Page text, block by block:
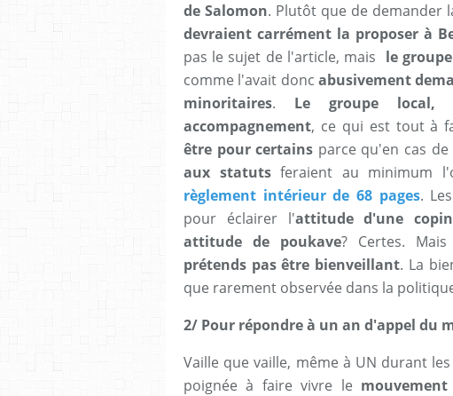
de Salomon. Plutôt que de demander
devraient carrément la proposer à
pas le sujet de l'article, mais le
comme l'avait donc abusivement
minoritaires. Le groupe local,
accompagnement, ce qui est tout à
être pour certains parce qu'en cas
aux statutsferaient au minimum
règlement intérieur de 68 pages.
pour éclairer l'attitude d'une
attitude de poukave? Certes.
prétends pas être bienveillant. La
que rarement observée dans la
2/ Pour répondre à un an d'appel du
Vaille que vaille, même à UN durant
poignée à faire vivre le